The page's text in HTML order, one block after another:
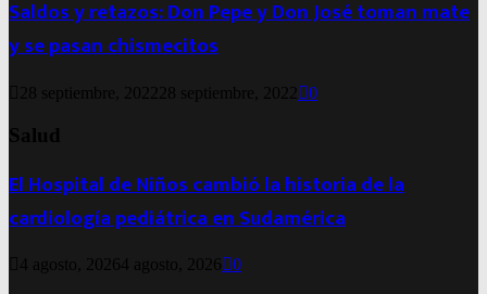
Saldos y retazos: Don Pepe y Don José toman mate
y se pasan chismecitos
28 septiembre, 2022 28 septiembre, 2022 0
Salud
El Hospital de Niños cambió la historia de la
cardiología pediátrica en Sudamérica
4 agosto, 20264 agosto, 2026 0